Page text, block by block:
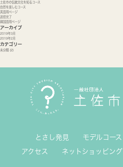
土佐市の伝統文化を知るコース
自然を楽しむコース
英語用ページ
送信完了
韓国語用ページ
アーカイブ
2019年3月
2019年2月
カテゴリー
未分類 (2)
とさし発見 モデルコース
アクセス ネットショッピング